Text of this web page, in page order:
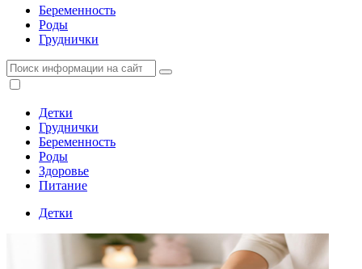
Беременность
Роды
Груднички
Детки
Груднички
Беременность
Роды
Здоровье
Питание
Детки